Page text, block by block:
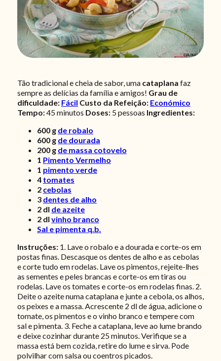
Tão tradicional e cheia de sabor, uma cataplana faz
sempre as delícias da família e amigos! Grau de
dificuldade: Fácil Custo da Refeição: Económico
Tempo:45 minutos Doses: 5 pessoas Ingredientes:
600 g de robalo
600 g de dourada
200 g de massa cotovelo
1 Pimento Vermelho
1 pimento verde
4 tomates
2 cebolas
3 dentes de alho
2 dl de azeite
2 dl vinho branco
Sal e pimenta q.b.
Instruções: 1. Lave o robalo e a dourada e corte-os em
postas finas. Descasque os dentes de alho e as cebolas
e corte tudo em rodelas. Lave os pimentos, rejeite-lhes
as sementes e peles brancas e corte-os em tiras ou
rodelas. Lave os tomates e corte-os em rodelas finas. 2.
Deite o azeite numa cataplana e junte a cebola, os alhos,
os peixes e a massa. Acrescente 2 dl de água, adicione o
tomate, os pimentos e o vinho branco e tempere com
sal e pimenta. 3. Feche a cataplana, leve ao lume brando
e deixe cozinhar durante 25 minutos. Verifique se a
massa está bem cozida, retire do lume e sirva. Pode
polvilhar com salsa ou coentros picados.